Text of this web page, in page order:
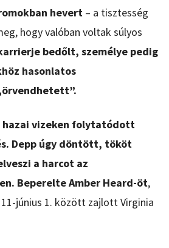
hevert – a tisztesség
hogy valóban voltak súlyos
bedőlt, személye pedig
hasonlatos
hazai vizeken folytatódott
Depp úgy döntött, tököt
a harcot az
Beperelte Amber Heard-öt,
június 1. között zajlott Virginia